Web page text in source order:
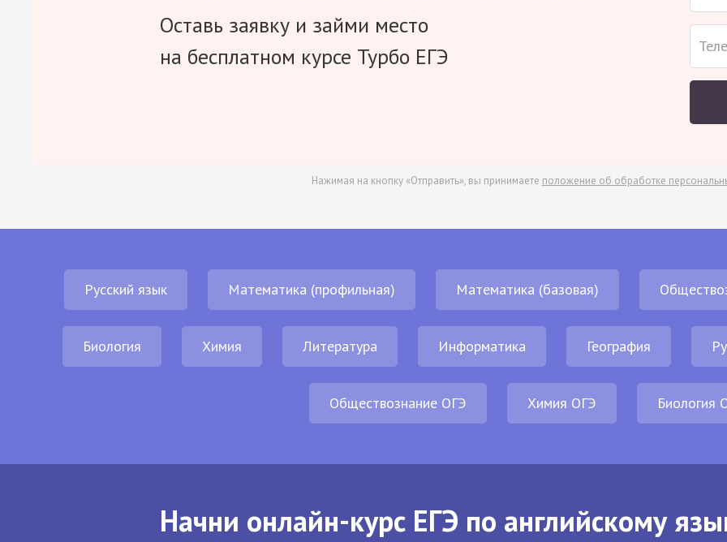
Оставь заявку и займи место
на бесплатном курсе Турбо ЕГЭ
Нажимая на кнопку «Отправить», вы принимаете положение об обработке
Русский язык Математика (профильная) Математика (базовая)
Биология Химия Литература Информатика География
Обществознание ОГЭ Химия ОГЭ Биология
Начни онлайн-курс ЕГЭ по английскому